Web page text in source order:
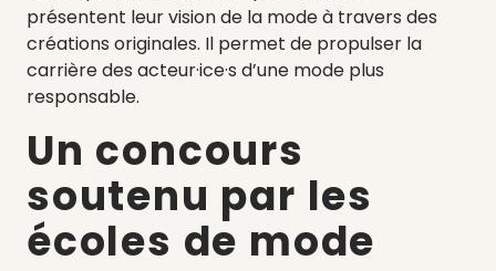
présentent leur vision de la mode à travers des
créations originales. Il permet de propulser la
carrière des acteur·ice·s d’une mode plus
responsable.
Un concours
soutenu par les
écoles de mode